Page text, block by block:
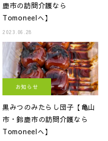
鹿市の訪問介護なら
Tomoneelへ】
2023.06.28
お知らせ
黒みつのみたらし団子【亀山
市・鈴鹿市の訪問介護なら
Tomoneelへ】